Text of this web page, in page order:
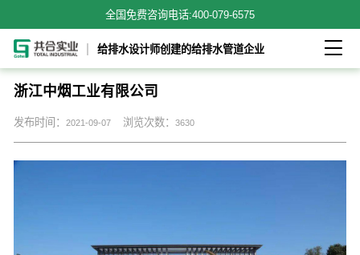
全国免费咨询电话:400-079-6575
给排水设计师创建的给排水管道企业 
浙江中烟工业有限公司
发布时间： 2021-09-07 浏览次数： 3630